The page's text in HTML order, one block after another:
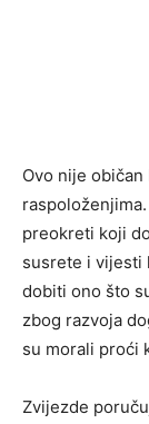
Ovo nije
preokreti koji
susrete i vijesti
dobiti ono što
zbog razvoja
su morali proći
Zvijezde